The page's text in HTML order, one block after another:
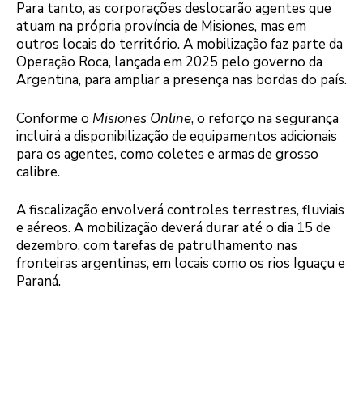
Para tanto, as corporações deslocarão agentes que
atuam na própria província de Misiones, mas em
outros locais do território. A mobilização faz parte da
Operação Roca, lançada em 2025 pelo governo da
Argentina, para ampliar a presença nas bordas do país.
Conforme o Misiones Online, o reforço na segurança
incluirá a disponibilização de equipamentos adicionais
para os agentes, como coletes e armas de grosso
calibre.
A fiscalização envolverá controles terrestres, fluviais
e aéreos. A mobilização deverá durar até o dia 15 de
dezembro, com tarefas de patrulhamento nas
fronteiras argentinas, em locais como os rios Iguaçu e
Paraná.